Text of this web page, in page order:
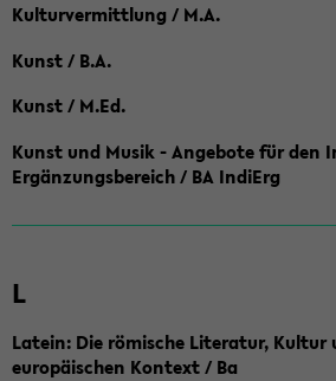
Kulturvermittlung / M.A.
Kunst / B.A.
Kunst / M.Ed.
Kunst und Musik - Angebote für den
Ergänzungsbereich / BA IndiErg
L
Latein: Die römische Literatur, Kultur
europäischen Kontext / Ba